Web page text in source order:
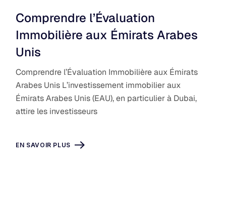
Comprendre l’Évaluation
Immobilière aux Émirats Arabes
Unis
Comprendre l’Évaluation Immobilière aux Émirats
Arabes Unis L’investissement immobilier aux
Émirats Arabes Unis (EAU), en particulier à Dubai,
attire les investisseurs
EN SAVOIR PLUS